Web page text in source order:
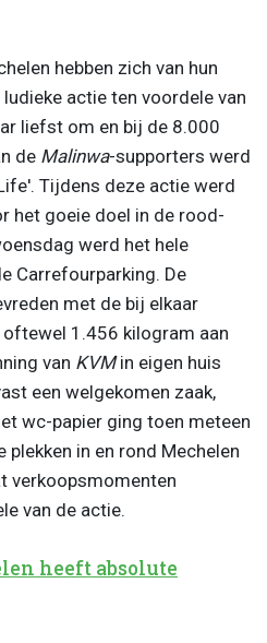
hebben zich van hun
actie ten voordele van
liefst om en bij de 8.000
de Malinwa-supporters werd
Tijdens deze actie werd
het goeie doel in de rood-
werd het hele
Carrefourparking. De
met de bij elkaar
1.456 kilogram aan
van KVMin eigen huis
een welgekomen zaak,
wc-papier ging toen meteen
plekken in en rond Mechelen
verkoopsmomenten
van de actie.
heeft absolute